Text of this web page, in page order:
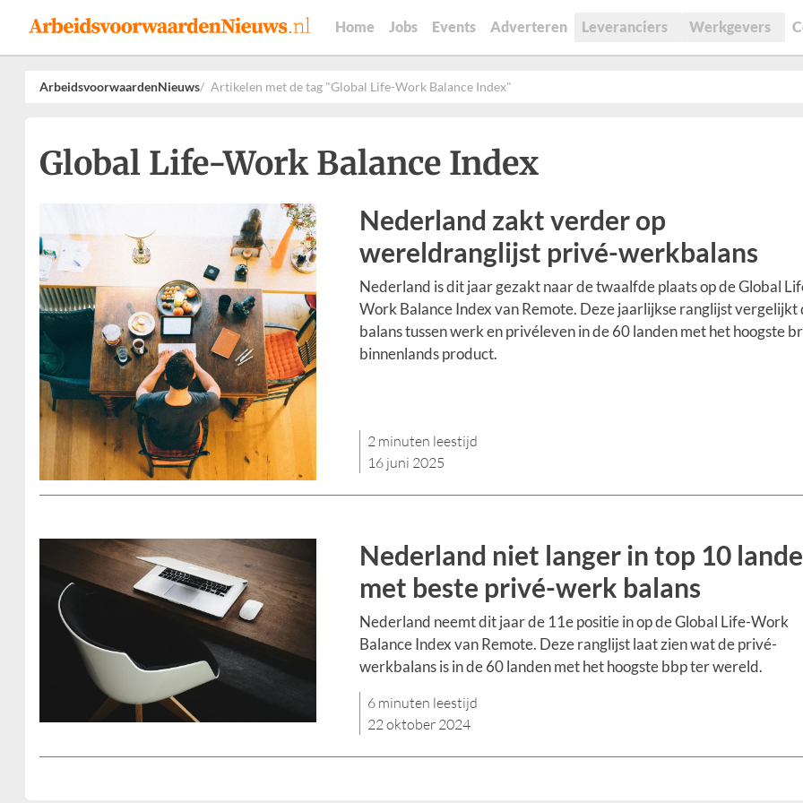
Home Jobs Events Adverteren Leveranciers Werkgevers
ArbeidsvoorwaardenNieuws Artikelen met de tag "Global Life-Work Balance Index"
Global Life-Work Balance Index
Nederland zakt verder op
wereldranglijst privé-werkbalans
Nederland is dit jaar gezakt naar de twaalfde plaats op de Global
Work Balance Index van Remote. Deze jaarlijkse ranglijst vergelijkt
balans tussen werk en privéleven in de 60 landen met het hoogste
binnenlands product.
2 minuten leestijd
16 juni 2025
Nederland niet langer in top 10
met beste privé-werk balans
Nederland neemt dit jaar de 11e positie in op de Global Life-Work
Balance Index van Remote. Deze ranglijst laat zien wat de privé-
werkbalans is in de 60 landen met het hoogste bbp ter wereld.
6 minuten leestijd
22 oktober 2024